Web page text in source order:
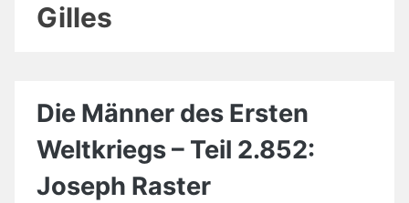
Gilles
Die Männer des Ersten
Weltkriegs – Teil 2.852:
Joseph Raster